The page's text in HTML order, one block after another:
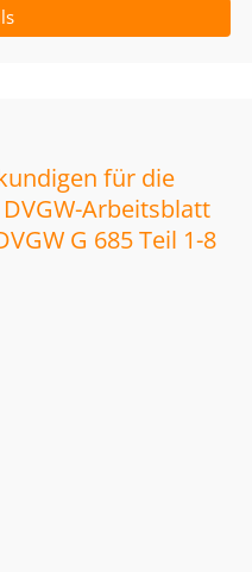
für die
Arbeitsblatt
G 685 Teil 1-8